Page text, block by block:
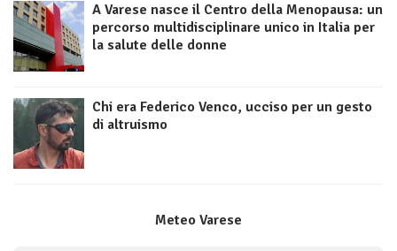
A Varese nasce il Centro della Menopausa: un
percorso multidisciplinare unico in Italia per
la salute delle donne
Chi era Federico Venco, ucciso per un gesto
di altruismo
Meteo Varese